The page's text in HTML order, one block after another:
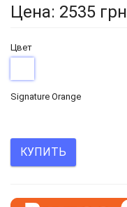
Цена: 2535 грн
Цвет
Signature Orange
КУПИТЬ